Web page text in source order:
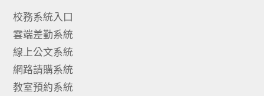
校務系統入口
雲端差勤系統
線上公文系統
網路請購系統
教室預約系統